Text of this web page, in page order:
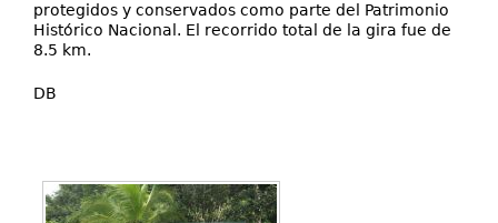
protegidos y conservados como parte del Patrimonio
Histórico Nacional. El recorrido total de la gira fue de
8.5 km.
DB